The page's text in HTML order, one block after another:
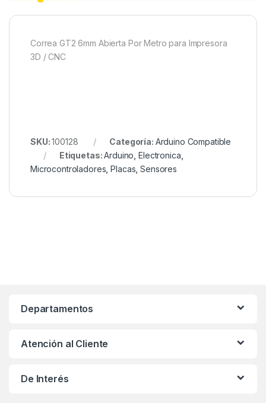
Correa GT2 6mm Abierta Por Metro para Impresora
3D / CNC
SKU:100128 Categoría: Arduino Compatible
Etiquetas:Arduino ,Electronica
Microcontroladores ,Placas ,Sensores
Departamentos
Atención al Cliente
De Interés